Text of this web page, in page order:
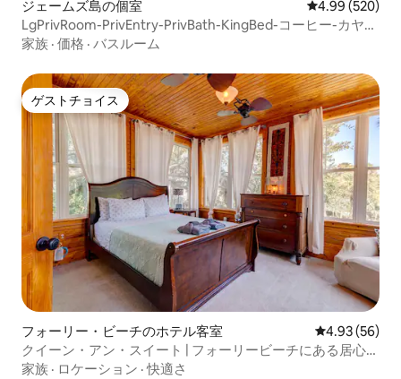
ジェームズ島の個室 レビュー520
4.99 (520)
LgPrivRoom-PrivEntry-PrivBath-KingBed-コーヒー-カヤッ
ク
家族 · 価格 · バスルーム
ゲストチョイス
ゲストチョイス
フォーリー・ビーチのホテル客室 レビュー56
4.93 (56)
クイーン・アン・スイート | フォーリービーチにある居心地
の良いツリーハウス風の宿泊先
家族 · ロケーション ·快適さ